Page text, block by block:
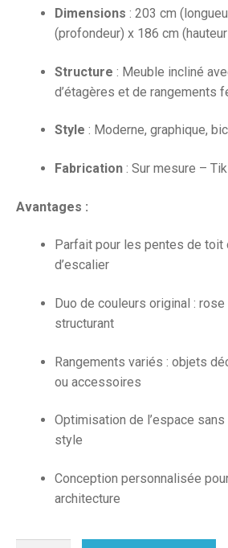
Dimensions : 203 cm
(profondeur) x 186 cm
Structure : Meuble incliné
d’étagères et de rangements
Style : Moderne, graphique,
Fabrication : Sur mesure –
Avantages :
Parfait pour les pentes de toit
d’escalier
Duo de couleurs original :
structurant
Rangements variés : objets
ou accessoires
Optimisation de l’espace
style
Conception personnalisée
architecture